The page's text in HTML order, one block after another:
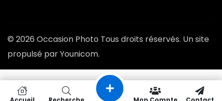
© 2026 Occasion Photo Tous droits réservés. Un site
propulsé par Younicom.